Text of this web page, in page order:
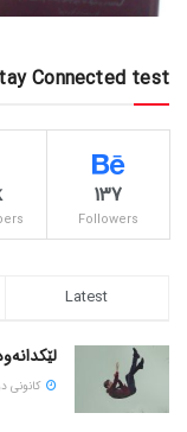
Connected test
137
Followers
Latest
كانونی دووه‌م